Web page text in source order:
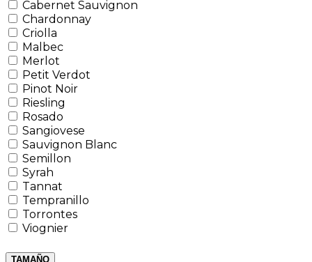
Cabernet Sauvignon
Chardonnay
Criolla
Malbec
Merlot
Petit Verdot
Pinot Noir
Riesling
Rosado
Sangiovese
Sauvignon Blanc
Semillon
Syrah
Tannat
Tempranillo
Torrontes
Viognier
TAMAÑO